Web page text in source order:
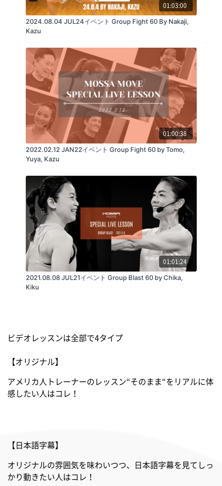
01:03:00
2024.08.04 JUL24イベント Group Fight 60 By Nakaji,
Kazu
01:00:38
2022.02.12 JAN22イベント Group Fight 60 by Tomo,
Yuya, Kazu
01:01:24
2021.08.08 JUL21イベント Group Blast 60 by Chika,
Kiku
ビデオレッスンは全部で4タイプ
【オリジナル】
アメリカ人トレーナーのレッスン“そのまま“をリアルに体
感したい人はコレ！
【日本語字幕】
オリジナルの雰囲気を味わいつつ、日本語字幕を見てしっ
かり動きたい人はコレ！